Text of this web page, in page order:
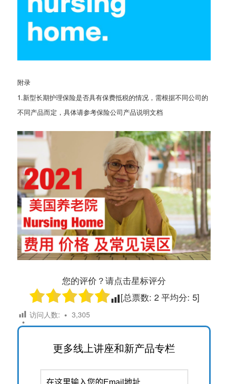
附录
1.新型长期护理保险是否具有保费抵税的情况，需根据不同公司的
不同产品而定，具体请参考保险公司产品说明文档
您的评价？请点击星标评分
[总票数: 2平均分: 5]
访问人数: 3,305
更多线上讲座和新产品专栏